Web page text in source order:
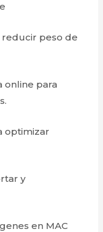
reducir peso de
online para
optimizar
y
en MAC